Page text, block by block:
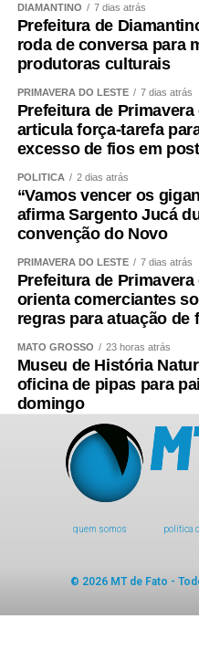
DIAMANTINO 7 dias atrás
Prefeitura de
roda de conversa para
produtoras culturais
PRIMAVERA DO LESTE 7 dias atrás
Prefeitura de
articula força-tarefa
excesso de fios em
POLÍTICA 2 dias atrás
“Vamos vencer os
afirma Sargento Jucá
convenção do Novo
PRIMAVERA DO LESTE 7 dias atrás
Prefeitura de
orienta comerciantes
regras para atuação de
MATO GROSSO 23 horas atrás
Museu de História
oficina de pipas para
domingo
quem somos política
© 2026 MT de Fato -